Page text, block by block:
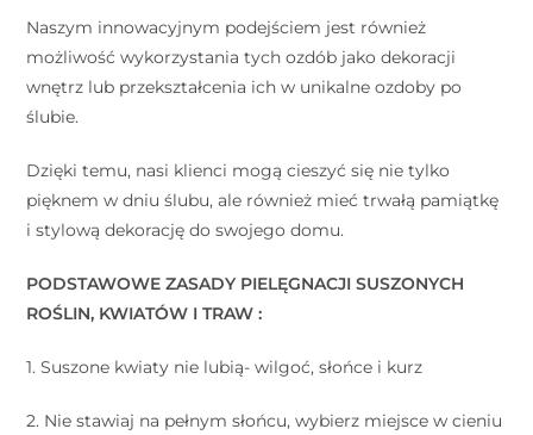
Naszym innowacyjnym podejściem jest również
możliwość wykorzystania tych ozdób jako dekoracji
wnętrz lub przekształcenia ich w unikalne ozdoby po
ślubie.
Dzięki temu, nasi klienci mogą cieszyć się nie tylko
pięknem w dniu ślubu, ale również mieć trwałą pamiątkę
i stylową dekorację do swojego domu.
PODSTAWOWE ZASADY PIELĘGNACJI SUSZONYCH
ROŚLIN, KWIATÓW I TRAW :
1. Suszone kwiaty nie lubią- wilgoć, słońce i kurz ⠀
2. Nie stawiaj na pełnym słońcu, wybierz miejsce w cieniu